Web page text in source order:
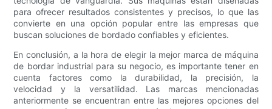
para ofrecer resultados consistentes y precisos, lo que las
convierte en una opción popular entre las empresas que
buscan soluciones de bordado confiables y eficientes.
En conclusión, a la hora de elegir la mejor marca de máquina
de bordar industrial para su negocio, es importante tener en
cuenta factores como la durabilidad, la precisión, la
velocidad y la versatilidad. Las marcas mencionadas
anteriormente se encuentran entre las mejores opciones del